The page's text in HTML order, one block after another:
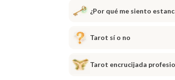
¿Por qué me siento
Tarot sí o no
Tarot encrucijada